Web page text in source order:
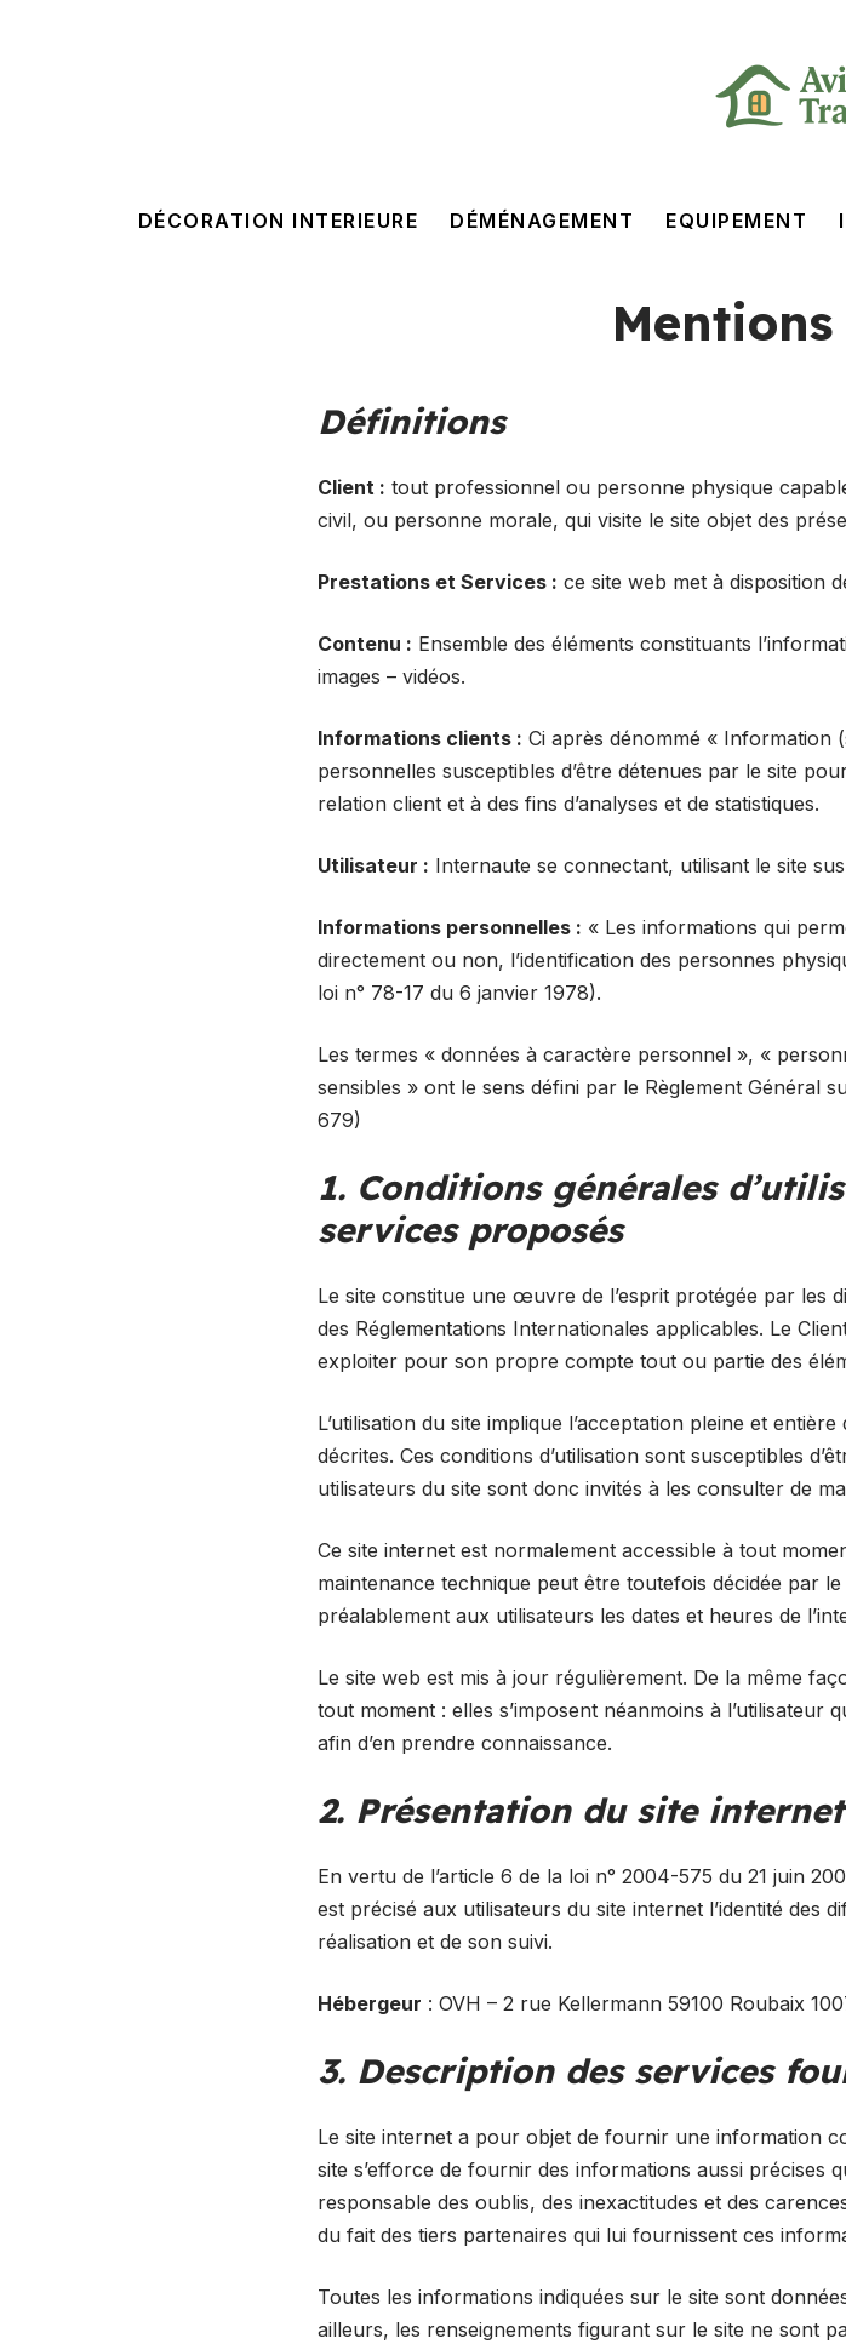
DÉCORATION INTERIEURE DÉMÉNAGEMENT EQUIPEMENT
Définitions
Client : tout professionnel ou personne physique
civil, ou personne morale, qui visite le site objet des
Prestations et Services : ce site web met à disposition
Contenu : Ensemble des éléments constituants
images – vidéos.
Informations clients : Ci après dénommé « Information
personnelles susceptibles d’être détenues par le site
relation client et à des fins d’analyses et de statistiques.
Utilisateur : Internaute se connectant, utilisant le site
Informations personnelles : « Les informations qui
directement ou non, l’identification des personnes
loi n° 78-17 du 6 janvier 1978).
Les termes « données à caractère personnel », «
sensibles » ont le sens défini par le Règlement Général
679)
1. Conditions générales
services proposés
Le site constitue une œuvre de l’esprit protégée par les
des Réglementations Internationales applicables. Le
exploiter pour son propre compte tout ou partie des
L’utilisation du site implique l’acceptation pleine et
décrites. Ces conditions d’utilisation sont susceptibles
utilisateurs du site sont donc invités à les consulter de
Ce site internet est normalement accessible à tout
maintenance technique peut être toutefois décidée par
préalablement aux utilisateurs les dates et heures de
Le site web est mis à jour régulièrement. De la même
tout moment : elles s’imposent néanmoins à l’utilisateur
afin d’en prendre connaissance.
2. Présentation du site internet
En vertu de l’article 6 de la loi n° 2004-575 du 21 juin
est précisé aux utilisateurs du site internet l’identité des
réalisation et de son suivi.
Hébergeur : OVH – 2 rue Kellermann 59100 Roubaix
3. Description des services
Le site internet a pour objet de fournir une information
site s’efforce de fournir des informations aussi précises
responsable des oublis, des inexactitudes et des
du fait des tiers partenaires qui lui fournissent ces
Toutes les informations indiquées sur le site sont
ailleurs, les renseignements figurant sur le site ne sont